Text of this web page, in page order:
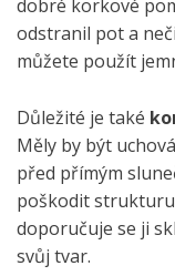
dobré korkové
odstranil pot a
můžete použít
Důležité je také
Měly by být
před přímým
poškodit
doporučuje se ji
svůj tvar.